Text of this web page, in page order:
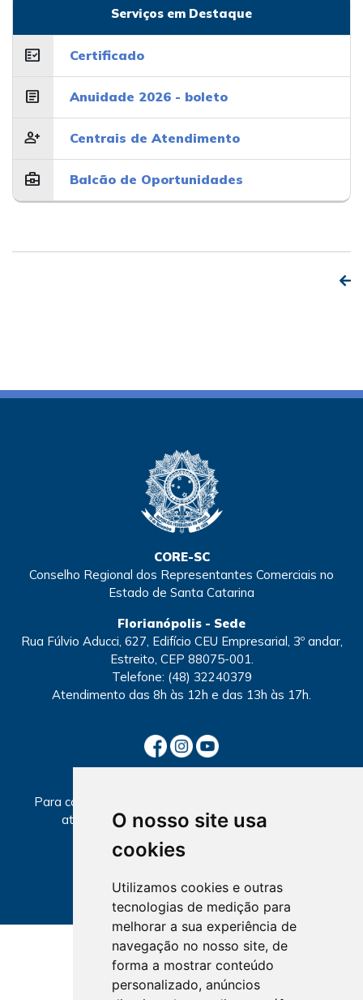
O nosso site usa
cookies
Utilizamos cookies e outras
tecnologias de medição para
melhorar a sua experiência de
navegação no nosso site, de
forma a mostrar conteúdo
personalizado, anúncios
Serviços em Destaque
fact_check Certificado
article Anuidade 2026 - boleto
person_add Centrais de Atendimento
business_center Balcão de Oportunidades
CORE-SC
Conselho Regional dos Representantes Comerciais no
Estado de Santa Catarina
Florianópolis - Sede
Rua Fúlvio Aducci, 627, Edifício CEU Empresarial, 3º andar,
Estreito, CEP 88075-001.
Telefone: (48) 32240379
Atendimento das 8h às 12h e das 13h às 17h.
Para consultar informações sobre local e horários de
atendimento, selecione a Seccional abaixo.